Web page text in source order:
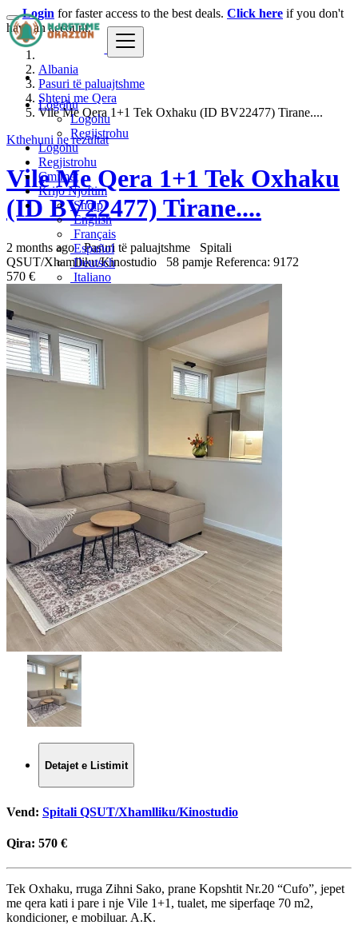
Logohu
Logohu
Regjistrohu
Logohu
Regjistrohu
Çmimet
Krijo Njoftim
Shqip
English
Français
Español
Deutsch
Italiano
Login for faster access to the best deals. Click here if you don't
have an account.
Albania
Pasuri të paluajtshme
Shtepi me Qera
Vile Me Qera 1+1 Tek Oxhaku (ID BV22477) Tirane....
Kthehuni ne rezultat
Vile Me Qera 1+1 Tek Oxhaku
(ID BV22477) Tirane....
2 months ago Pasuri të paluajtshme
Spitali
QSUT/Xhamlliku/Kinostudio
58 pamje Referenca: 9172
570 €
Detajet e Listimit
Vend: Spitali QSUT/Xhamlliku/Kinostudio
Qira: 570 €
Tek Oxhaku, rruga Zihni Sako, prane Kopshtit Nr.20 “Cufo”, jepet
me qera kati i pare i nje Vile 1+1, tualet, me siperfaqe 70 m2,
kondicioner, e mobiluar. A.K.